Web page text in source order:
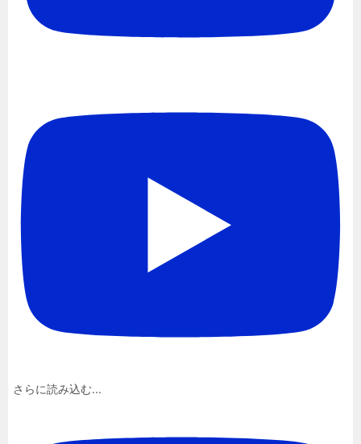
さらに読み込む...